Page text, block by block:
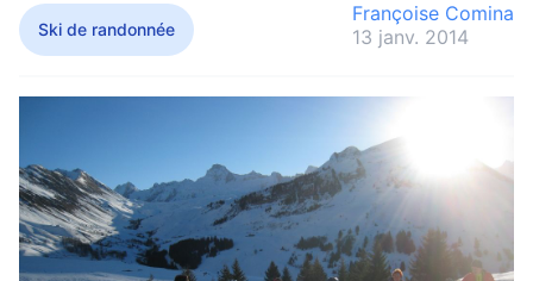
Ski de randonnée
Françoise Comina
13 janv. 2014